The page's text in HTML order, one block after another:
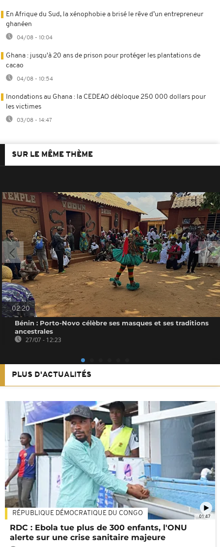
En Afrique du Sud, la xénophobie a brisé le rêve d’un entrepreneur
ghanéen
04/08 - 10:04
Ghana : jusqu'à 20 ans de prison pour protéger les plantations de
cacao
04/08 - 10:54
Inondations au Ghana : la CEDEAO débloque 250 000 dollars pour
les victimes
03/08 - 14:47
SUR LE MÊME THÈME
02:20
Bénin : Porto-Novo célèbre ses masques et ses traditions
ancestrales
27/07 - 12:23
PLUS D'ACTUALITÉS
01:47
RÉPUBLIQUE DÉMOCRATIQUE DU CONGO
RDC : Ebola tue plus de 300 enfants, l'ONU
alerte sur une crise sanitaire majeure